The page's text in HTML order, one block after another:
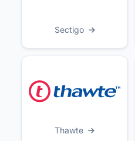
Sectigo
Thawte